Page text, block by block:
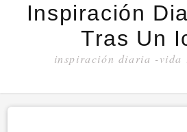
Inspiración
Tras Un
inspiración diaria -vida